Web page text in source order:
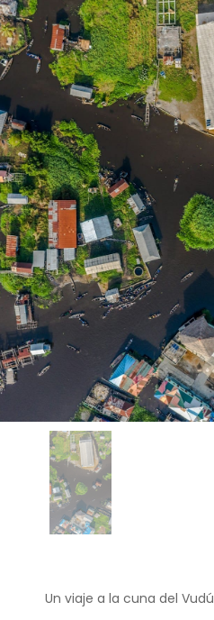
Un viaje a la cuna del Vudú